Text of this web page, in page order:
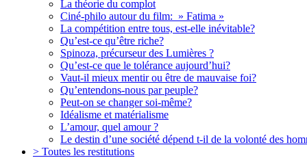
La théorie du complot
Ciné-philo autour du film: » Fatima »
La compétition entre tous, est-elle inévitable?
Qu’est-ce qu’être riche?
Spinoza, précurseur des Lumières ?
Qu’est-ce que le tolérance aujourd’hui?
Vaut-il mieux mentir ou être de mauvaise foi?
Qu’entendons-nous par peuple?
Peut-on se changer soi-même?
Idéalisme et matérialisme
L’amour, quel amour ?
Le destin d’une société dépend t-il de la volonté des
> Toutes les restitutions